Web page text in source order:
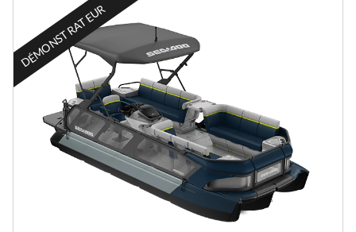
DÉMONSTRATEUR